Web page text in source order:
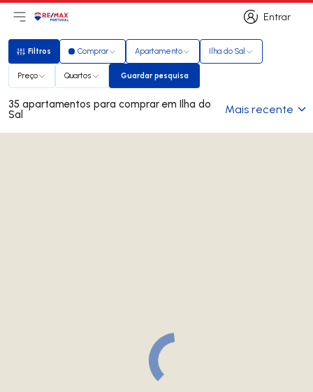
Entrar
Entrar
Abri menu principal
LogoIr para página inicial
Filtros
Filtros Comprar Apartamento Ilha do Sal
Preço Quartos Guardar pesquisa
Guardar pesquisa
35 apartamentos para comprar em Ilha do
Sal Mais recente